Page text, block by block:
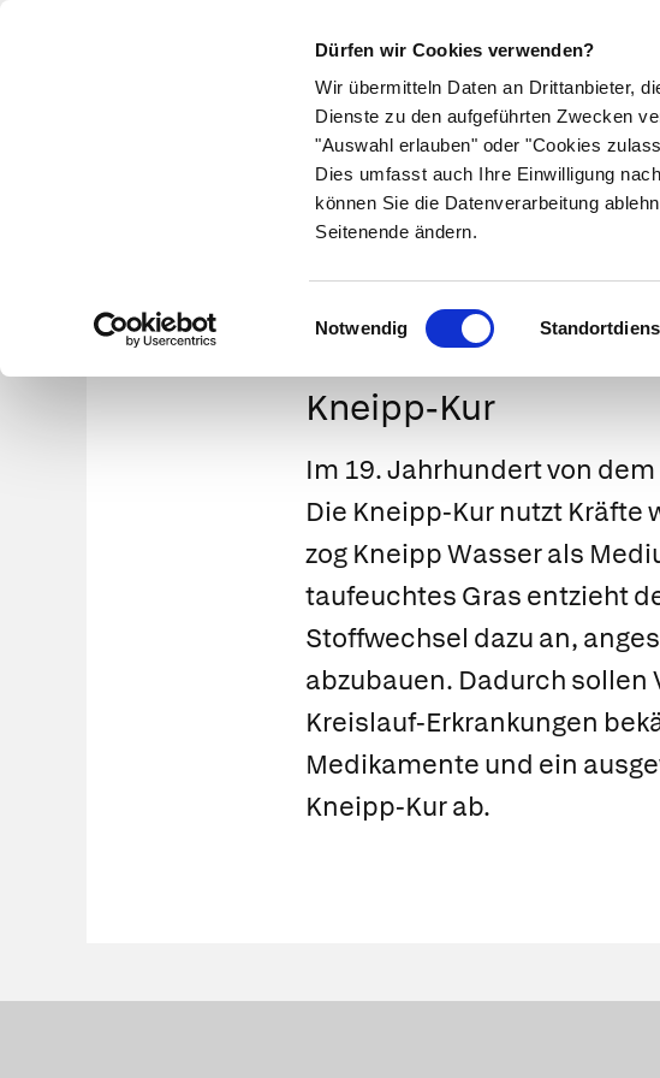
Dürfen wir Cookies verwenden?
Wir übermitteln Daten an Drittanbieter,
Dienste zu den aufgeführten Zwecken
"Auswahl erlauben" oder "Cookies
Dies umfasst auch Ihre Einwilligung
können Sie die Datenverarbeitung
Seitenende ändern.
Einwilligungsauswahl
Notwendig
Symptome Therapie Medikamente
Kneipp-Kur
Im 19. Jahrhundert von
Die Kneipp-Kur nutzt Kräfte
zog Kneipp Wasser als
taufeuchtes Gras entzieht
Stoffwechsel dazu an,
abzubauen. Dadurch sollen
Kreislauf-Erkrankungen
Medikamente und ein
Kneipp-Kur ab.